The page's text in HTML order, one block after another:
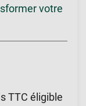
votre
TTC éligible